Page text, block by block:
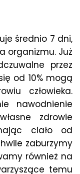
średnio 7 dni,
organizmu. Już
przez
od 10% mogą
człowieka.
nawodnienie
zdrowie
ciało od
zaburzymy
również na
temu